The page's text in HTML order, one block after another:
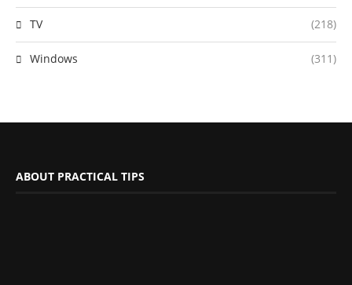
TV (218)
Windows (311)
ABOUT PRACTICAL TIPS